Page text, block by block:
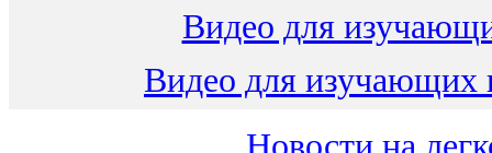
Видео для
Видео для изучающих